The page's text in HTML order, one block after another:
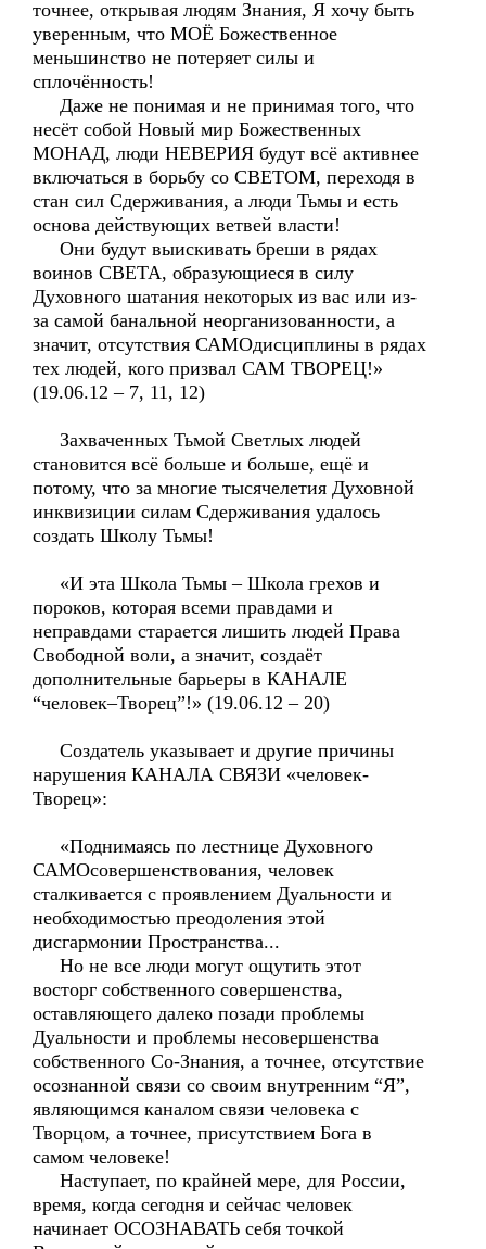
точнее, открывая людям Знания, Я хочу быть
уверенным, что МОЁ Божественное
меньшинство не потеряет силы и
сплочённость!
Даже не понимая и не принимая того, что
несёт собой Новый мир Божественных
МОНАД, люди НЕВЕРИЯ будут всё активнее
включаться в борьбу со СВЕТОМ, переходя в
стан сил Сдерживания, а люди Тьмы и есть
основа действующих ветвей власти!
Они будут выискивать бреши в рядах
воинов СВЕТА, образующиеся в силу
Духовного шатания некоторых из вас или из-
за самой банальной неорганизованности, а
значит, отсутствия САМОдисциплины в рядах
тех людей, кого призвал САМ ТВОРЕЦ!»
(19.06.12 – 7, 11, 12)
Захваченных Тьмой Светлых людей
становится всё больше и больше, ещё и
потому, что за многие тысячелетия Духовной
инквизиции силам Сдерживания удалось
создать Школу Тьмы!
«И эта Школа Тьмы – Школа грехов и
пороков, которая всеми правдами и
неправдами старается лишить людей Права
Свободной воли, а значит, создаёт
дополнительные барьеры в КАНАЛЕ
“человек–Творец”!» (19.06.12 – 20)
Создатель указывает и другие причины
нарушения КАНАЛА СВЯЗИ «человек-
Творец»:
«Поднимаясь по лестнице Духовного
САМОсовершенствования, человек
сталкивается с проявлением Дуальности и
необходимостью преодоления этой
дисгармонии Пространства...
Но не все люди могут ощутить этот
восторг собственного совершенства,
оставляющего далеко позади проблемы
Дуальности и проблемы несовершенства
собственного Со-Знания, а точнее, отсутствие
осознанной связи со своим внутренним “Я”,
являющимся каналом связи человека с
Творцом, а точнее, присутствием Бога в
самом человеке!
Наступает, по крайней мере, для России,
время, когда сегодня и сейчас человек
начинает ОСОЗНАВАТЬ себя точкой